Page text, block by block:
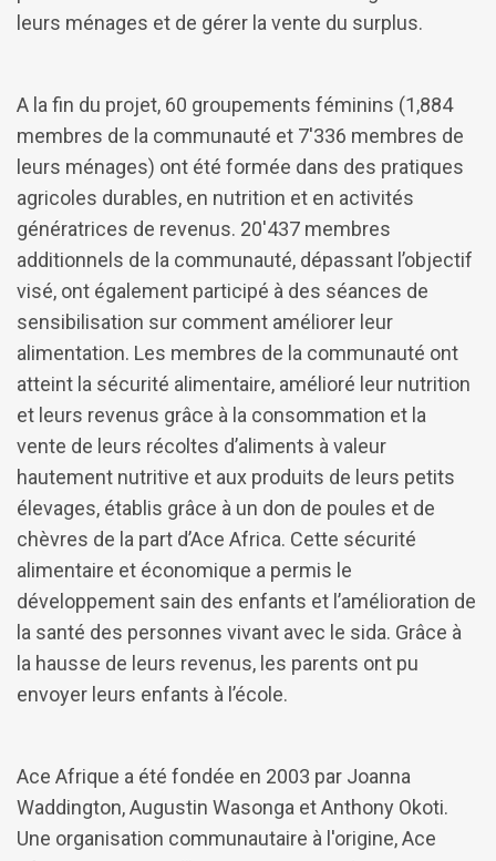
leurs ménages et de gérer la vente du surplus.
A la fin du projet, 60 groupements féminins (1,884
membres de la communauté et 7'336 membres de
leurs ménages) ont été formée dans des pratiques
agricoles durables, en nutrition et en activités
génératrices de revenus. 20'437 membres
additionnels de la communauté, dépassant l’objectif
visé, ont également participé à des séances de
sensibilisation sur comment améliorer leur
alimentation. Les membres de la communauté ont
atteint la sécurité alimentaire, amélioré leur nutrition
et leurs revenus grâce à la consommation et la
vente de leurs récoltes d’aliments à valeur
hautement nutritive et aux produits de leurs petits
élevages, établis grâce à un don de poules et de
chèvres de la part d’Ace Africa. Cette sécurité
alimentaire et économique a permis le
développement sain des enfants et l’amélioration de
la santé des personnes vivant avec le sida. Grâce à
la hausse de leurs revenus, les parents ont pu
envoyer leurs enfants à l’école.
Ace Afrique a été fondée en 2003 par Joanna
Waddington, Augustin Wasonga et Anthony Okoti.
Une organisation communautaire à l'origine, Ace